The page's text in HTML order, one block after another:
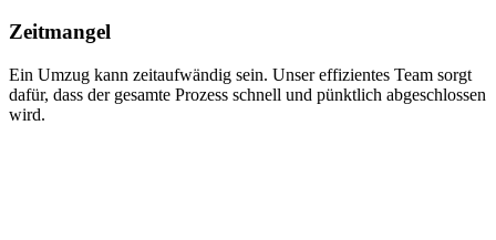
Zeitmangel
Ein Umzug kann zeitaufwändig sein. Unser effizientes Team sorgt
dafür, dass der gesamte Prozess schnell und pünktlich abgeschlossen
wird.